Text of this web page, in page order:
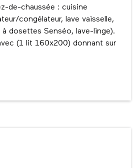
de-chaussée : cuisine
congélateur, lave vaisselle,
dosettes Senséo, lave-linge).
(1 lit 160x200) donnant sur